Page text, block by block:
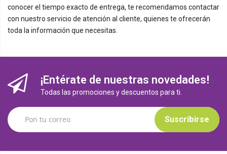
conocer el tiempo exacto de entrega, te recomendamos contactar
con nuestro servicio de atención al cliente, quienes te ofrecerán
toda la información que necesitas.
¡Entérate de nuestras novedades!
Todas las promociones y descuentos para ti.
Suscribirse